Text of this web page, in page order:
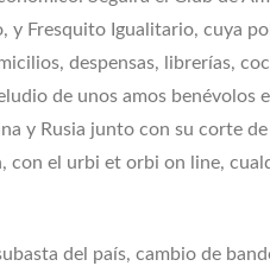
y Fresquito Igualitario, cuya
despensas, librerías,
de unos amos benévolos
y Rusia junto con su corte
con el urbi et orbi on line,
del país, cambio de